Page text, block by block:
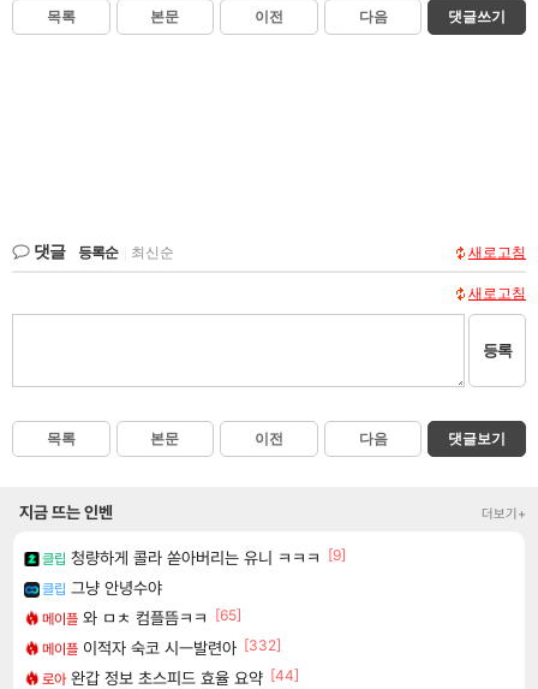
목록 본문 이전 다음 댓글쓰기
댓글 등록순 최신순 새로고침
새로고침
등록
목록 본문 이전 다음 댓글보기
지금 뜨는 인벤 더보기+
클립 청량하게 콜라 쏟아버리는 유니 ㅋㅋㅋ [9]
클립 그냥 안녕수야
메이플 와 ㅁㅊ 컴플뜸ㅋㅋ [65]
메이플 이적자 숙코 시ㅡ발련아 [332]
로아 완갑 정보 초스피드 효율 요약 [44]